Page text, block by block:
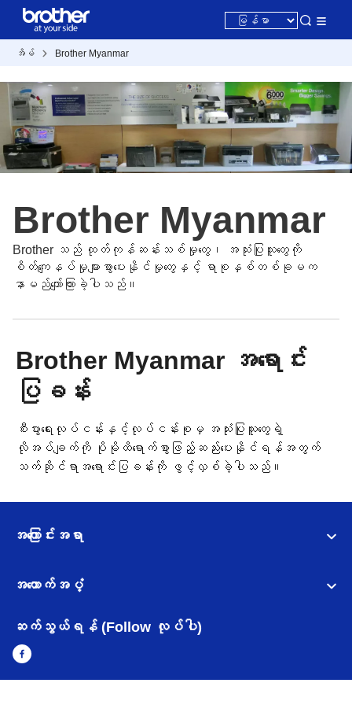
အိမ် Brother Myanmar
Brother Myanmar
Brother သည် ထုတ်ကုန်ဆန်းသစ်မှုတွေ၊ အသုံးပြုသူတွေကို
စိတ်ကျေနပ်မှုများစွာပေးနိုင်မှုတွေနှင့် ရာစုနှစ်တစ်ခုမက
နာမည်ကျော်ကြားခဲ့ပါသည်။
Brother Myanmar အရောင်း
ပြခန်း
စီးပွားရေးလုပ်ငန်းနှင့်လုပ်ငန်းစုမှ အသုံးပြုသူတွေရဲ့
လိုအပ်ချက်ကို ပိုမိုထိရောက်စွာဖြည့်ဆည်းပေးနိုင်ရန်အတွက်
သက်ဆိုင်ရာအရောင်းပြခန်းကို ဖွင့်လှစ်ခဲ့ပါသည်။
အကြောင်းအရာ
အထောက်အပံ့
ဆက်သွယ်ရန် (Follow လုပ်ပါ)